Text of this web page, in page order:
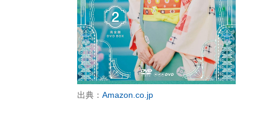
出典： Amazon.co.jp